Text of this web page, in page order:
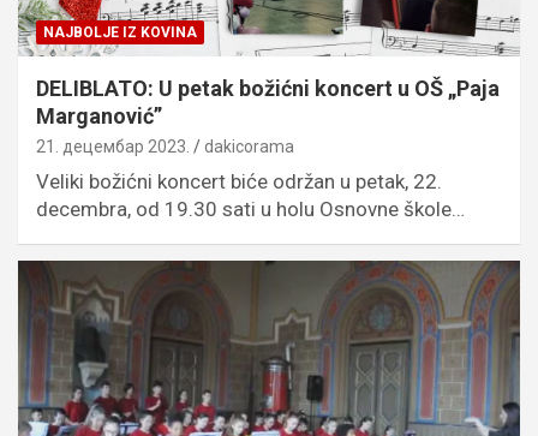
NAJBOLJE IZ KOVINA
DELIBLATO: U petak božićni koncert u OŠ „Paja
Marganović”
21. децембар 2023. dakicorama
Veliki božićni koncert biće održan u petak, 22.
decembra, od 19.30 sati u holu Osnovne škole…